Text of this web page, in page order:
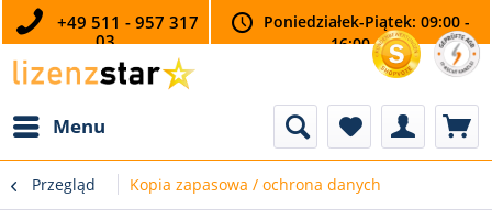
+49 511 - 957 317
03
Poniedziałek-Piątek: 09:00 -
16:00
Menu
Przegląd Kopia zapasowa / ochrona danych